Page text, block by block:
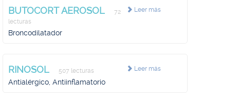
Leer más
BUTOCORT AEROSOL
72
lecturas
Broncodilatador
Leer más
RINOSOL 507 lecturas
Antialérgico, Antiinflamatorio